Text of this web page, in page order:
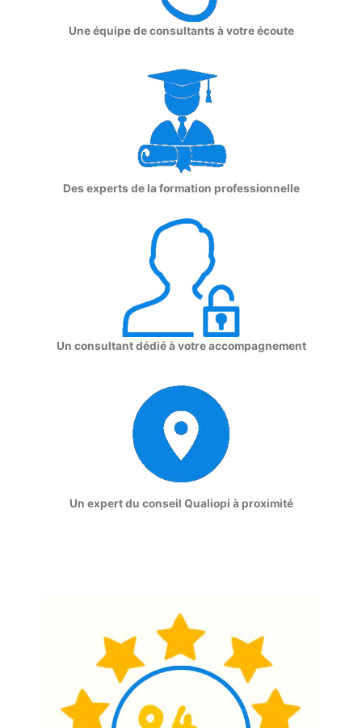
Une équipe de consultants à votre écoute
Des experts de la formation professionnelle
Un consultant dédié à votre accompagnement
Un expert du conseil Qualiopi à proximité